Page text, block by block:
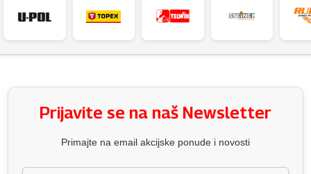
Prijavite se na naš Newsletter
Primajte na email akcijske ponude i novosti